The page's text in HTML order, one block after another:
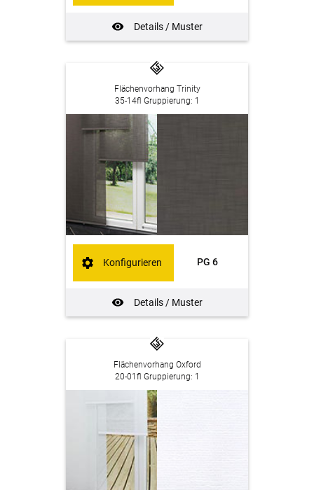
Details / Muster
Flächenvorhang Trinity
35-14fl Gruppierung: 1
PG 6
Details / Muster
Konfigurieren
Flächenvorhang Oxford
20-01fl Gruppierung: 1